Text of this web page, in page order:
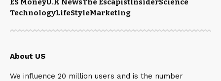
TechnologyLifeStyleMarketing
About US
We influence 20 million users and is the number